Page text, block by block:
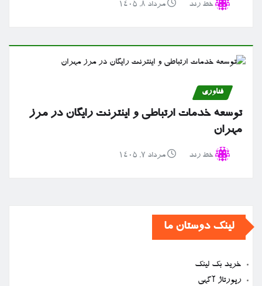
خط رند مرداد ۸, ۱۴۰۵
فناوری
توسعه خدمات ارتباطی و اینترنت رایگان در مرز
مهران
خط رند مرداد ۷, ۱۴۰۵
لینک دوستان ما
خرید بک لینک
رپورتاژ آگهی